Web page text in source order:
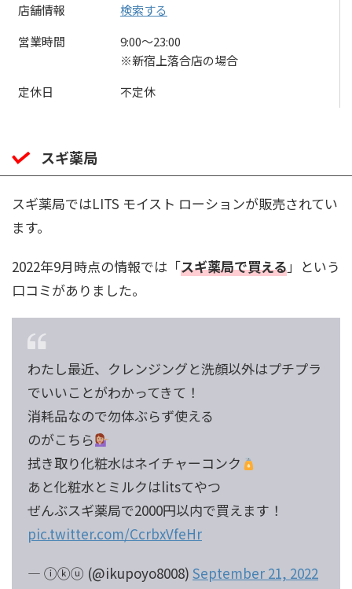
店舗情報
検索する
営業時間
9:00〜23:00
※新宿上落合店の場合
定休日
不定休
スギ薬局
スギ薬局ではLITS モイスト ローションが販売されてい
ます。
2022年9月時点の情報では「スギ薬局で買える」という
口コミがありました。
わたし最近、クレンジングと洗顔以外はプチプラ
でいいことがわかってきて！
消耗品なので勿体ぶらず使える
のがこちら
拭き取り化粧水はネイチャーコンク
あと化粧水とミルクはlitsてやつ
ぜんぶスギ薬局で2000円以内で買えます！
pic.twitter.com/CcrbxVfeHr
— ⓘⓚⓤ (@ikupoyo8008) September 21, 2022